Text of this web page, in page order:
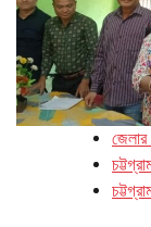
জেলার